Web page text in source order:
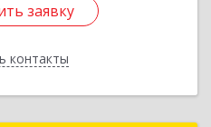
заявку
контакты
заявку